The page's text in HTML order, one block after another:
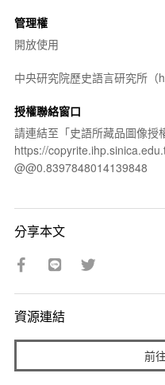
管理權
開放使用
中央研究院歷史語言研究所（
授權聯絡窗口
請連結至「史語所藏品圖像授
https://
@@0.8397848014139848
分享本文
資源連結
前